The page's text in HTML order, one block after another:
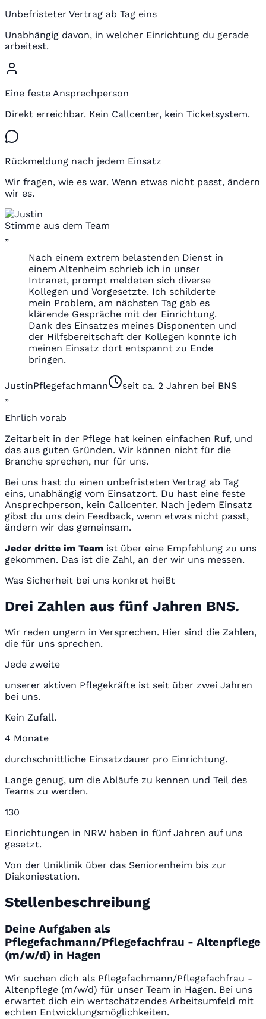
Unbefristeter Vertrag ab Tag eins
Unabhängig davon, in welcher Einrichtung du gerade
arbeitest.
Eine feste Ansprechperson
Direkt erreichbar. Kein Callcenter, kein Ticketsystem.
Rückmeldung nach jedem Einsatz
Wir fragen, wie es war. Wenn etwas nicht passt, ändern
wir es.
Stimme aus dem Team
„
Nach einem extrem belastenden Dienst in
einem Altenheim schrieb ich in unser
Intranet, prompt meldeten sich diverse
Kollegen und Vorgesetzte. Ich schilderte
mein Problem, am nächsten Tag gab es
klärende Gespräche mit der Einrichtung.
Dank des Einsatzes meines Disponenten und
der Hilfsbereitschaft der Kollegen konnte ich
meinen Einsatz dort entspannt zu Ende
bringen.
JustinPflegefachmann
seit ca. 2 Jahren bei BNS
„
Ehrlich vorab
Zeitarbeit in der Pflege hat keinen einfachen Ruf, und
das aus guten Gründen. Wir können nicht für die
Branche sprechen, nur für uns.
Bei uns hast du einen unbefristeten Vertrag ab Tag
eins, unabhängig vom Einsatzort. Du hast eine feste
Ansprechperson, kein Callcenter. Nach jedem Einsatz
gibst du uns dein Feedback, wenn etwas nicht passt,
ändern wir das gemeinsam.
Jeder dritte im Team ist über eine Empfehlung zu uns
gekommen. Das ist die Zahl, an der wir uns messen.
Was Sicherheit bei uns konkret heißt
Drei Zahlen aus fünf Jahren BNS.
Wir reden ungern in Versprechen. Hier sind die Zahlen,
die für uns sprechen.
Jede zweite
unserer aktiven Pflegekräfte ist seit über zwei Jahren
bei uns.
Kein Zufall.
4 Monate
durchschnittliche Einsatzdauer pro Einrichtung.
Lange genug, um die Abläufe zu kennen und Teil des
Teams zu werden.
130
Einrichtungen in NRW haben in fünf Jahren auf uns
gesetzt.
Von der Uniklinik über das Seniorenheim bis zur
Diakoniestation.
Stellenbeschreibung
Deine Aufgaben als
Pflegefachmann/Pflegefachfrau - Altenpflege
(m/w/d) in Hagen
Wir suchen dich als Pflegefachmann/Pflegefachfrau -
Altenpflege (m/w/d) für unser Team in Hagen. Bei uns
erwartet dich ein wertschätzendes Arbeitsumfeld mit
echten Entwicklungsmöglichkeiten.